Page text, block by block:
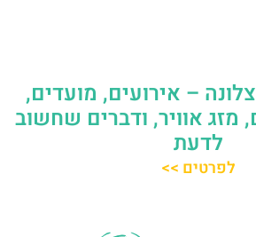
– אירועים, מועדים,
מזג אוויר, ודברים שחשוב
לדעת
לפרטים >>